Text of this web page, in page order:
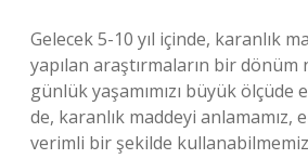
Gelecek 5-10 yıl içinde, karanlık
yapılan araştırmaların bir dönüm
günlük yaşamımızı büyük ölçüde
de, karanlık maddeyi anlamamız,
verimli bir şekilde